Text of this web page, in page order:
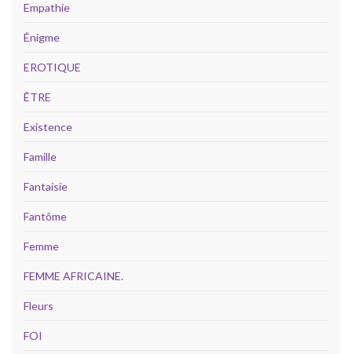
Empathie
Énigme
EROTIQUE
ÊTRE
Existence
Famille
Fantaisie
Fantôme
Femme
FEMME AFRICAINE.
Fleurs
FOI